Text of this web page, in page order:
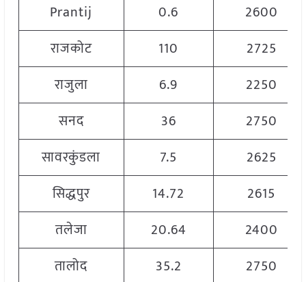
Prantij
0.6
2600
राजकोट
110
2725
राजुला
6.9
2250
सनद
36
2750
सावरकुंडला
7.5
2625
सिद्धपुर
14.72
2615
तलेजा
20.64
2400
तालोद
35.2
2750